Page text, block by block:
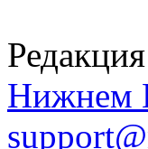
Нижнем